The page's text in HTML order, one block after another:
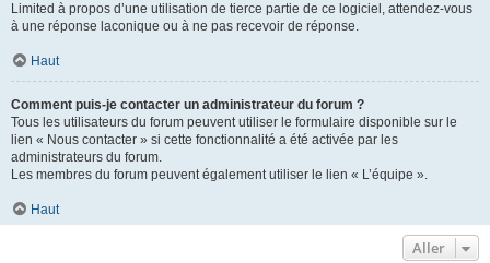
Limited à propos d’une utilisation de tierce partie de ce logiciel, attendez-vous
à une réponse laconique ou à ne pas recevoir de réponse.
Haut
Comment puis-je contacter un administrateur du forum ?
Tous les utilisateurs du forum peuvent utiliser le formulaire disponible sur le
lien « Nous contacter » si cette fonctionnalité a été activée par les
administrateurs du forum.
Les membres du forum peuvent également utiliser le lien « L’équipe ».
Haut
Aller